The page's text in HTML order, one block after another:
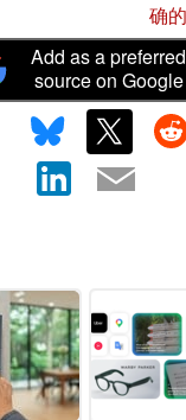
确
Add as a preferred
source on Google